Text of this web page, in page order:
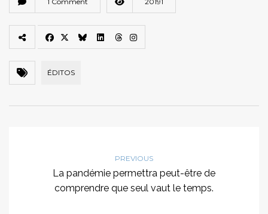
ÉDITOS
PREVIOUS
La pandémie permettra peut-être de
comprendre que seul vaut le temps.